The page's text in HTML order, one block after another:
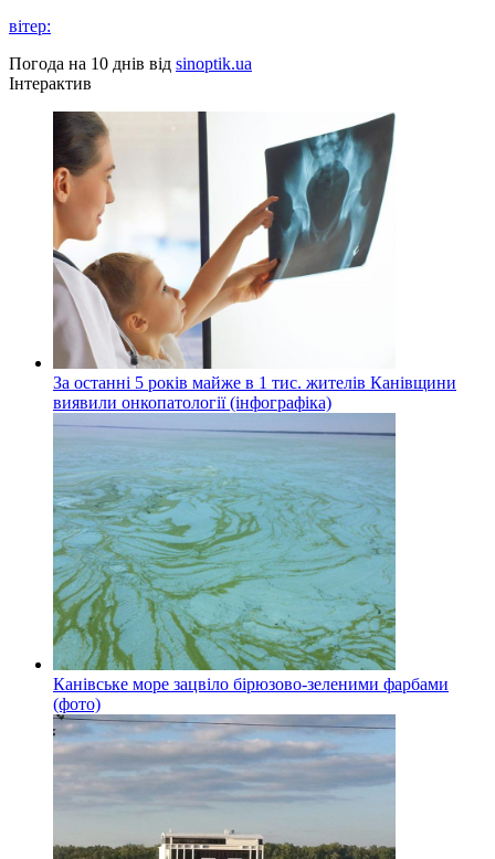
вітер:
Погода на 10 днів від sinoptik.ua
Інтерактив
За останні 5 років майже в 1 тис. жителів Канівщини
виявили онкопатології (інфографіка)
Канівське море зацвіло бірюзово-зеленими фарбами
(фото)